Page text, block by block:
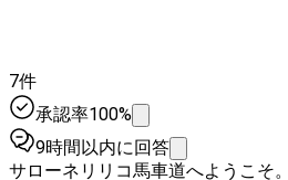
7件
承認率100%
9時間以内に回答
サローネリリコ馬車道へようこそ。 馬車道駅から徒歩4分の